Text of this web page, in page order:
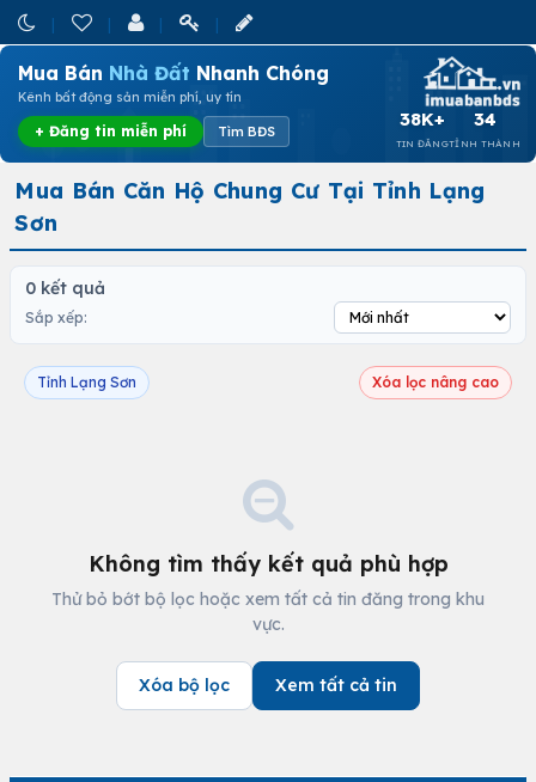
Mua Bán Nhà Đất Nhanh Chóng
Kênh bất động sản miễn phí, uy tín
+ Đăng tin miễn phí Tìm BĐS
38K+
TIN ĐĂNG
34
TỈNH THÀNH
Mua Bán Căn Hộ Chung Cư Tại Tỉnh Lạng
Sơn
0 kết quả
Sắp xếp:
Tỉnh Lạng Sơn Xóa lọc nâng cao
Không tìm thấy kết quả phù hợp
Thử bỏ bớt bộ lọc hoặc xem tất cả tin đăng trong khu
vực.
Xóa bộ lọc Xem tất cả tin